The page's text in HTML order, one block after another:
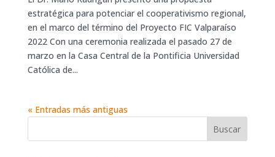
estratégica para potenciar el cooperativismo regional,
en el marco del término del Proyecto FIC Valparaíso
2022 Con una ceremonia realizada el pasado 27 de
marzo en la Casa Central de la Pontificia Universidad
Católica de...
« Entradas más antiguas
Buscar